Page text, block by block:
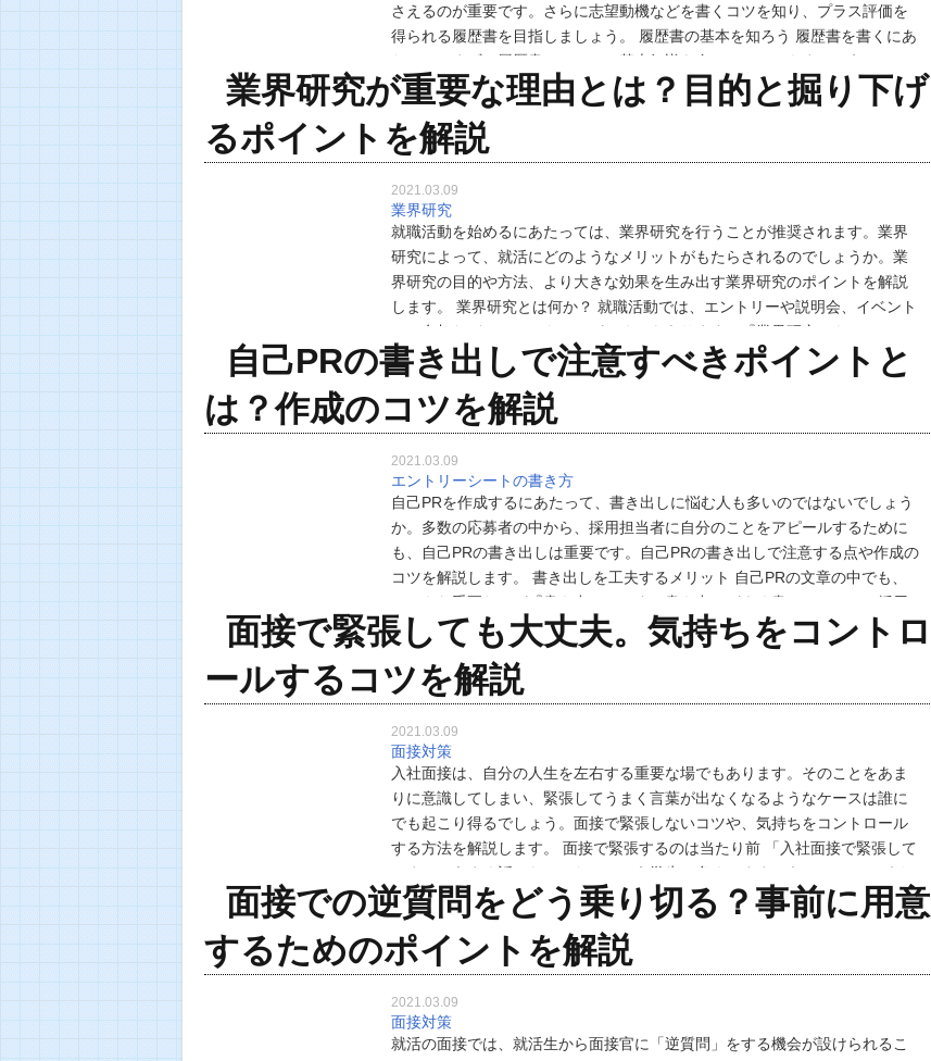
さえるのが重要です。さらに志望動機などを書くコツを知り、プラス評価を
得られる履歴書を目指しましょう。 履歴書の基本を知ろう 履歴書を書くにあ
たって、まずは履歴書についての基本知識を身につけておきましょう。エン
トリーシートとの違いや、フォーマットの選び方のコツを解…
業界研究が重要な理由とは？目的と掘り下げ
るポイントを解説
2021.03.09
業界研究
就職活動を始めるにあたっては、業界研究を行うことが推奨されます。業界
研究によって、就活にどのようなメリットがもたらされるのでしょうか。業
界研究の目的や方法、より大きな効果を生み出す業界研究のポイントを解説
します。 業界研究とは何か？ 就職活動では、エントリーや説明会、イベント
への参加など、やるべきことがいくつもあります。『業界研究』もその一つ
です。自己分析と業界研究は、エントリーシートの作成前に…
自己PRの書き出しで注意すべきポイントと
は？作成のコツを解説
2021.03.09
エントリーシートの書き方
自己PRを作成するにあたって、書き出しに悩む人も多いのではないでしょう
か。多数の応募者の中から、採用担当者に自分のことをアピールするために
も、自己PRの書き出しは重要です。自己PRの書き出しで注意する点や作成の
コツを解説します。 書き出しを工夫するメリット 自己PRの文章の中でも、
ひときわ重要なのが『書き出し』です。書き出しがよく書けていると、採用
担当者の心証も良くなります。 なぜ書き出し…
面接で緊張しても大丈夫。気持ちをコントロ
ールするコツを解説
2021.03.09
面接対策
入社面接は、自分の人生を左右する重要な場でもあります。そのことをあま
りに意識してしまい、緊張してうまく言葉が出なくなるようなケースは誰に
でも起こり得るでしょう。面接で緊張しないコツや、気持ちをコントロール
する方法を解説します。 面接で緊張するのは当たり前 「入社面接で緊張して
しまい、うまく話せなかった」という学生は多くいます。あるいは、アガリ
症で面接本番を不安に思っている人もいるのではないでしょ…
面接での逆質問をどう乗り切る？事前に用意
するためのポイントを解説
2021.03.09
面接対策
就活の面接では、就活生から面接官に「逆質問」をする機会が設けられるこ